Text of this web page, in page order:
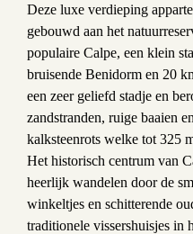
Deze luxe verdieping
gebouwd aan het
populaire Calpe, een klein
bruisende Benidorm en 20
een zeer geliefd stadje en
zandstranden, ruige baaien
kalksteenrots welke tot 325
Het historisch centrum van
heerlijk wandelen door de
winkeltjes en schitterende
traditionele vissershuisjes in